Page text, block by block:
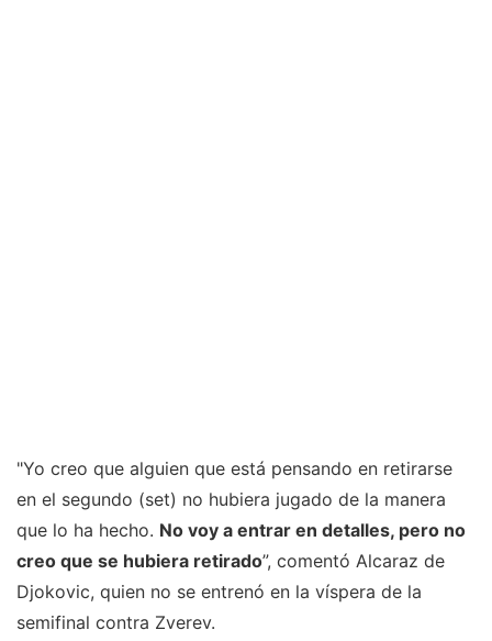
"Yo creo que alguien que está pensando en retirarse
en el segundo (set) no hubiera jugado de la manera
que lo ha hecho. No voy a entrar en detalles, pero no
creo que se hubiera retirado”, comentó Alcaraz de
Djokovic, quien no se entrenó en la víspera de la
semifinal contra Zverev.